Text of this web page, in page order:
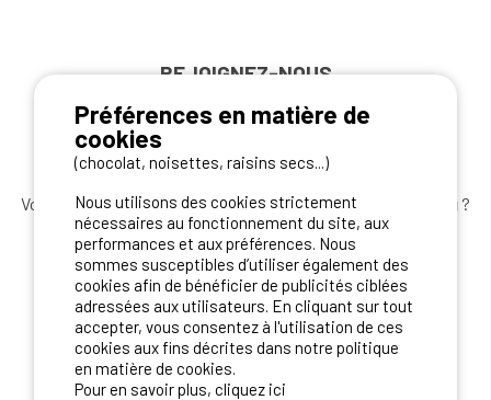
REJOIGNEZ-NOUS
Vous souhaitez bénéficier desmeilleures offres camping ?
Abonnez-vous à la newsletterdès aujourd'hui
S'ABONNER
NOS PARTENAIRES
Préférences en matière de
cookies
(chocolat, noisettes, raisins secs...)
Nous utilisons des cookies strictement
nécessaires au fonctionnement du site, aux
performances et aux préférences. Nous
sommes susceptibles d’utiliser également des
cookies afin de bénéficier de publicités ciblées
adressées aux utilisateurs. En cliquant sur tout
accepter, vous consentez à l'utilisation de ces
cookies aux fins décrites dans notre politique
en matière de cookies.
Pour en savoir plus, cliquez ici